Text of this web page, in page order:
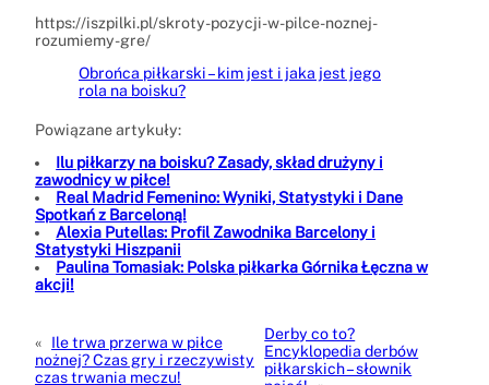
https://iszpilki.pl/skroty-pozycji-w-pilce-noznej-
rozumiemy-gre/
Obrońca piłkarski – kim jest i jaka jest jego
rola na boisku?
Powiązane artykuły:
Ilu piłkarzy na boisku? Zasady, skład drużyny i
zawodnicy w piłce!
Real Madrid Femenino: Wyniki, Statystyki i Dane
Spotkań z Barceloną!
Alexia Putellas: Profil Zawodnika Barcelony i
Statystyki Hiszpanii
Paulina Tomasiak: Polska piłkarka Górnika Łęczna w
akcji!
«
Ile trwa przerwa w piłce
nożnej? Czas gry i rzeczywisty
czas trwania meczu!
Derby co to?
Encyklopedia derbów
piłkarskich – słownik